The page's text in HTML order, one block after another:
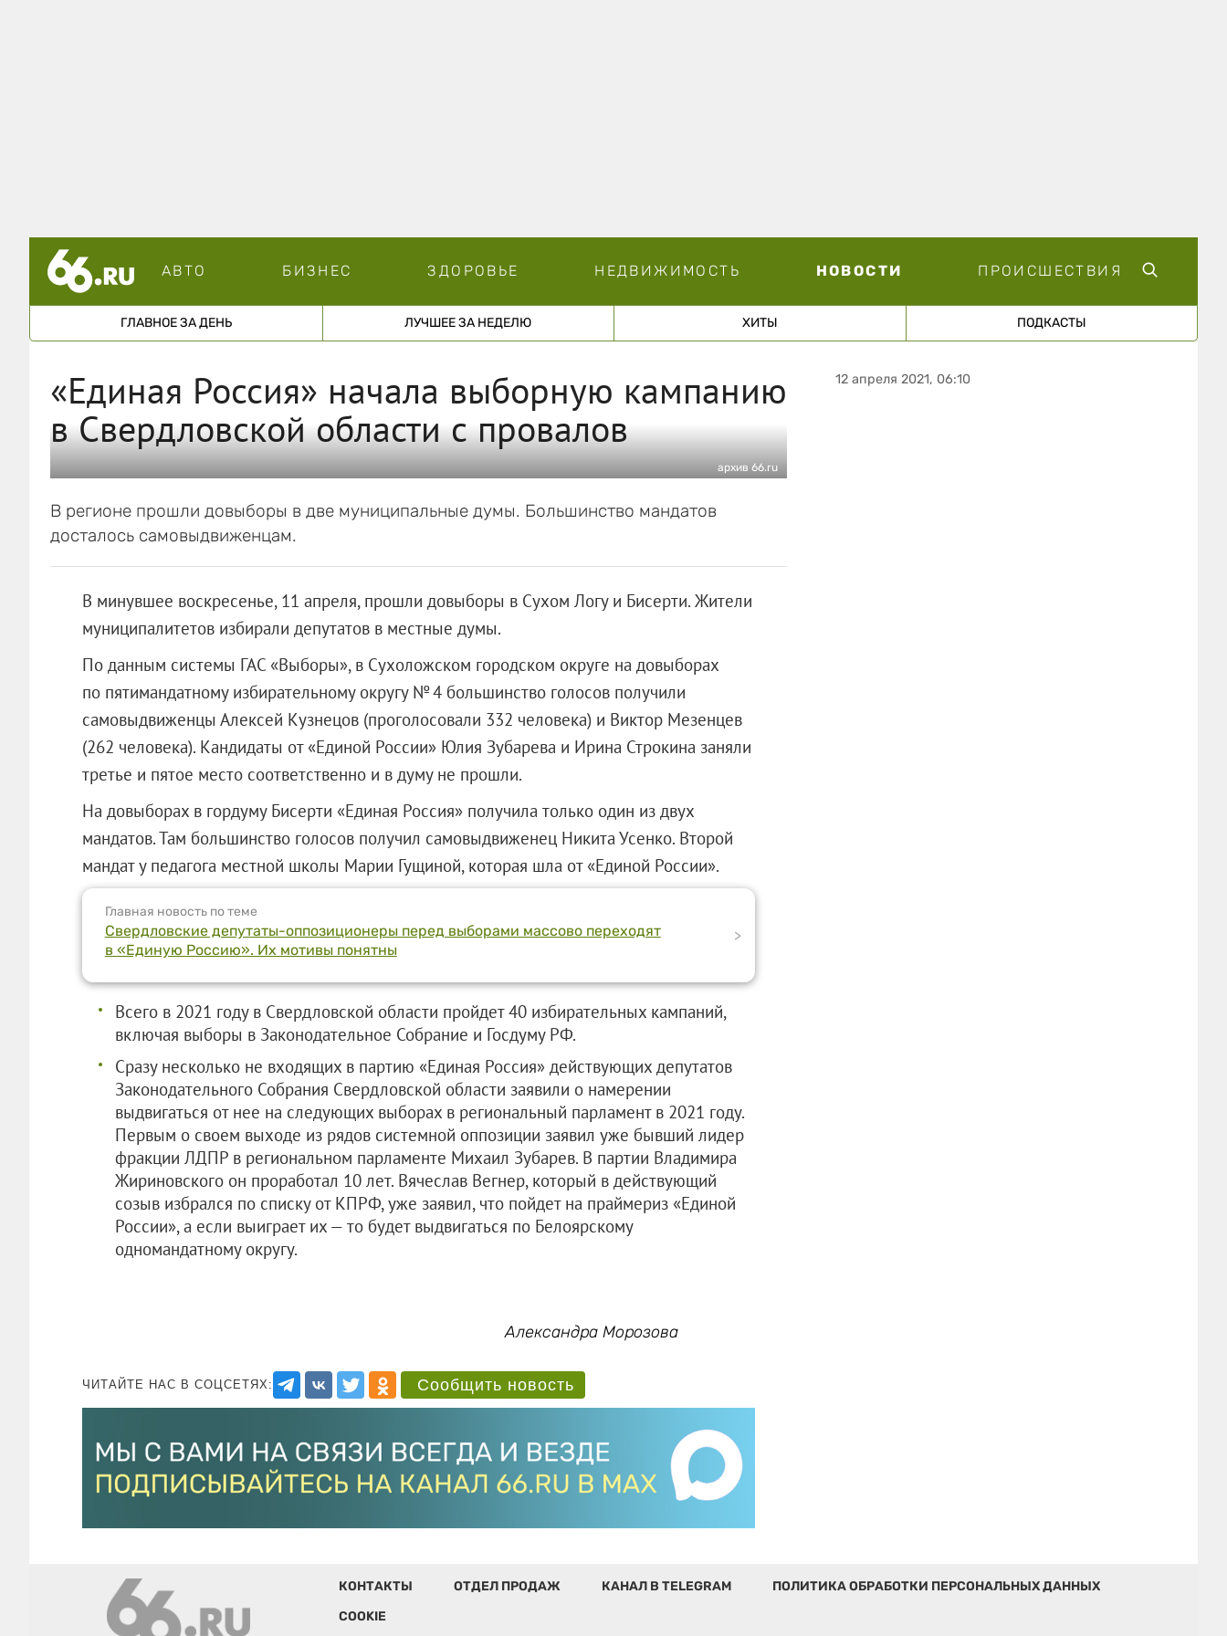
АВТО БИЗНЕС ЗДОРОВЬЕ НЕДВИЖИМОСТЬ НОВОСТИ ПРОИСШЕСТВИЯ
ГЛАВНОЕ ЗА ДЕНЬ ЛУЧШЕЕ ЗА НЕДЕЛЮ ХИТЫ ПОДКАСТЫ
«Единая Россия» начала выборную кампанию
в Свердловской области с провалов
архив 66.ru
В регионе прошли довыборы в две муниципальные думы. Большинство мандатов
досталось самовыдвиженцам.
В минувшее воскресенье, 11 апреля, прошли довыборы в Сухом Логу и Бисерти. Жители
муниципалитетов избирали депутатов в местные думы.
По данным системы ГАС «Выборы», в Сухоложском городском округе на довыборах
по пятимандатному избирательному округу № 4 большинство голосов получили
самовыдвиженцы Алексей Кузнецов (проголосовали 332 человека) и Виктор Мезенцев
(262 человека). Кандидаты от «Единой России» Юлия Зубарева и Ирина Строкина заняли
третье и пятое место соответственно и в думу не прошли.
На довыборах в гордуму Бисерти «Единая Россия» получила только один из двух
мандатов. Там большинство голосов получил самовыдвиженец Никита Усенко. Второй
мандат у педагога местной школы Марии Гущиной, которая шла от «Единой России».
Главная новость по теме
Свердловские депутаты-оппозиционеры перед выборами массово переходят
в «Единую Россию». Их мотивы понятны
>
Всего в 2021 году в Свердловской области пройдет 40 избирательных кампаний,
включая выборы в Законодательное Собрание и Госдуму РФ.
Сразу несколько не входящих в партию «Единая Россия» действующих депутатов
Законодательного Собрания Свердловской области заявили о намерении
выдвигаться от нее на следующих выборах в региональный парламент в 2021 году.
Первым о своем выходе из рядов системной оппозиции заявил уже бывший лидер
фракции ЛДПР в региональном парламенте Михаил Зубарев. В партии Владимира
Жириновского он проработал 10 лет. Вячеслав Вегнер, который в действующий
созыв избрался по списку от КПРФ, уже заявил, что пойдет на праймериз «Единой
России», а если выиграет их — то будет выдвигаться по Белоярскому
одномандатному округу.
Александра Морозова
ЧИТАЙТЕ НАС В СОЦСЕТЯХ: Сообщить новость
12 апреля 2021, 06:10
КОНТАКТЫ ОТДЕЛ ПРОДАЖ КАНАЛ В TELEGRAM
ПОЛИТИКА ОБРАБОТКИ ПЕРСОНАЛЬНЫХ ДАННЫХ
COOKIE